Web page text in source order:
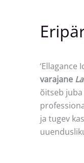
‘Ellagance
varajane
õitseb juba
ja tugev